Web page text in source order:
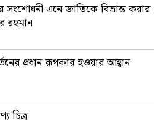
সংশোধনী এনে জাতিকে বিভ্রান্ত করার
রহমান
প্রধান রূপকার হওয়ার আহ্বান
চিত্র